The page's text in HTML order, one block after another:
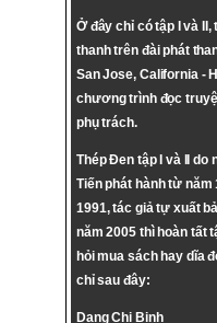
Ở đây chỉ có tập I và
thanh trên đài phát
San Jose, California -
chương trình đọc
phụ trách.
Thép Đen tập I và II do
Tiến phát hành từ năm
1991, tác giả tự xuất
năm 2005 thì hoàn tất
hỏi mua sách hay dĩa
chỉ sau đây:
Dang Chi Binh